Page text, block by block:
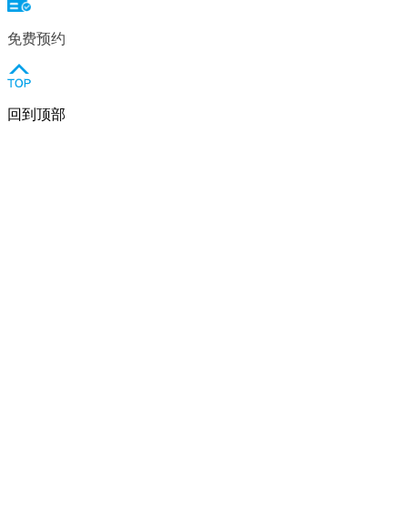
免费预约
回到顶部